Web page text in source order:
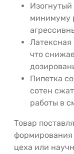
минимуму
Латексная
что
Пипетка
сотен
работы в
Товар
формирования
цеха или